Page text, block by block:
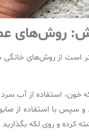
روش‌های
است از روش‌های خانگی
خون، استفاده از آب
سپس با استفاده از
کرده و روی لکه